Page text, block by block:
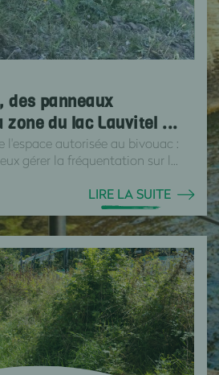
des panneaux
du lac Lauvitel ...
autorisée au bivouac :
gérer la fréquentation sur l...
LIRE LA SUITE